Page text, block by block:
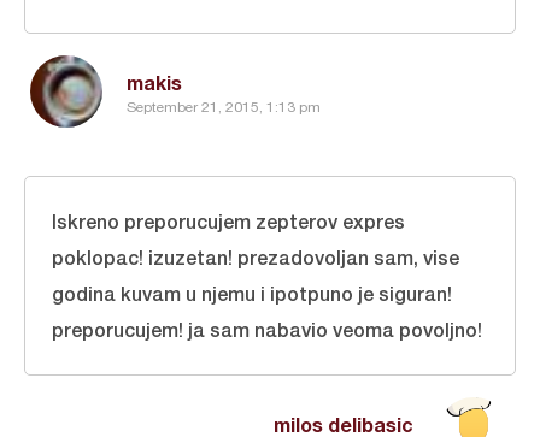
makis
September 21, 2015, 1:13 pm
milos delibasic
Iskreno preporucujem zepterov expres
poklopac! izuzetan! prezadovoljan sam, vise
godina kuvam u njemu i ipotpuno je siguran!
preporucujem! ja sam nabavio veoma povoljno!